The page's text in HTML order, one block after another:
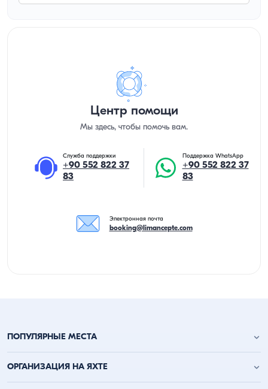
Центр помощи
Мы здесь, чтобы помочь вам.
Служба поддержки
+90 552 822 37
83
Поддержка WhatsApp
+90 552 822 37
83
Электронная почта
booking@limancepte.com
ПОПУЛЯРНЫЕ МЕСТА
Анталья аренда яхт
ОРГАНИЗАЦИЯ НА ЯХТЕ